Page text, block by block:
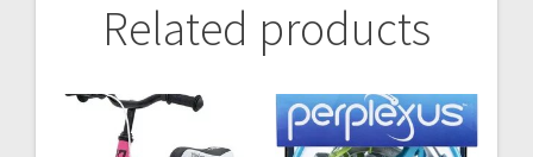
Related products